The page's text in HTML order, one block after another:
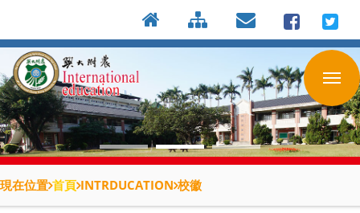
到
主
要
內
容
區
現在位置 首頁 INTRDUCATION 校徽